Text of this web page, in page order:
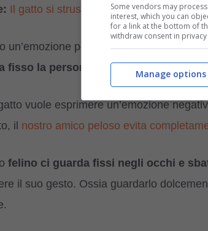
Il gatto si struscia contro la gamba:
un’emozione positiva. Solitamente il
fisso la persona.
vuole esprimere un’emozione
il nostro amico peloso evita
felino ci guarda fissi negli occhi e
il suo gesto. Ossia guardarlo
Some vendors may
interest, which you can
for a link at the bottom of
withdraw consent in
Manage options